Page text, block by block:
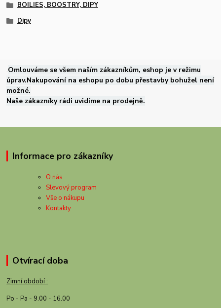
BOILIES, BOOSTRY, DIPY
Dipy
.Omlouváme se všem naším zákazníkům, eshop je v režimu
úprav.Nakupování na eshopu po dobu přestavby bohužel není
možné.
Naše zákazníky rádi uvidíme na prodejně.
Informace pro zákazníky
O nás
Slevový program
Vše o nákupu
Kontakty
Otvírací doba
Zimní období :
Po - Pa - 9.00 - 16.00